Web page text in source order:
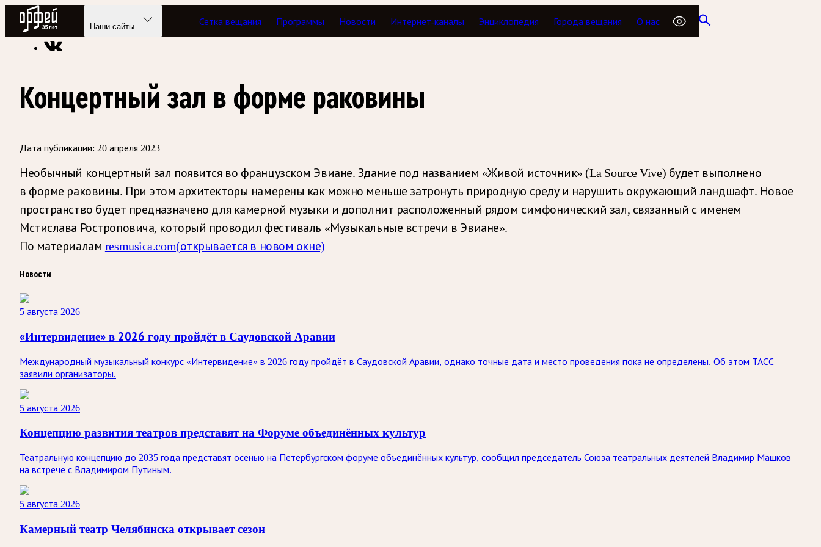
Радио Орфей
Наши сайты Сетка вещания Программы Новости Интернет-каналы Энциклопедия Города вещания О нас
Радио классической музыки «Орфей» Новости
Концертный зал в форме раковины
Дата публикации: 20 апреля 2023
Необычный концертный зал появится во французском Эвиане. Здание под названием «Живой источник» (La Source Vive) будет выполнено
в форме раковины. При этом архитекторы намерены как можно меньше затронуть природную среду и нарушить окружающий ландшафт. Новое
пространство будет предназначено для камерной музыки и дополнит расположенный рядом симфонический зал, связанный с именем
Мстислава Ростроповича, который проводил фестиваль «Музыкальные встречи в Эвиане».
По материалам resmusica.com(открывается в новом окне)
Новости
5 августа 2026
«Интервидение» в 2026 году пройдёт в Саудовской Аравии
Международный музыкальный конкурс «Интервидение» в 2026 году пройдёт в Саудовской Аравии, однако точные дата и место проведения пока не определены. Об этом ТАСС
заявили организаторы.
5 августа 2026
Концепцию развития театров представят на Форуме объединённых культур
Театральную концепцию до 2035 года представят осенью на Петербургском форуме объединённых культур, сообщил председатель Союза театральных деятелей Владимир Машков
на встрече с Владимиром Путиным.
5 августа 2026
Камерный театр Челябинска открывает сезон